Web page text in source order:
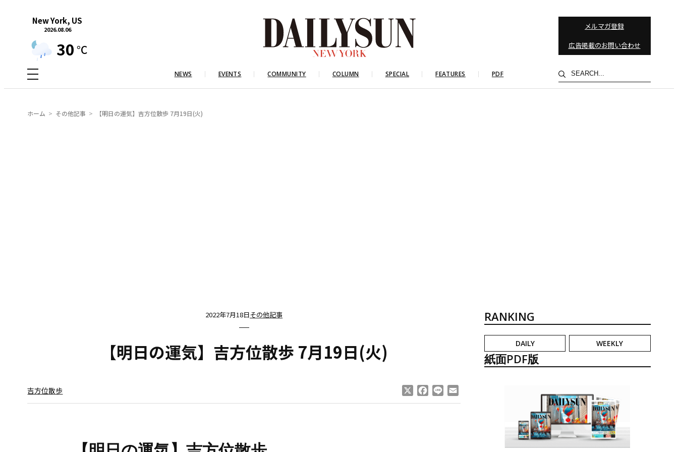
New York, US
2026.08.06
30 °C
メルマガ登録
広告掲載のお問い合わせ
NEWS EVENTS COMMUNITY COLUMN SPECIAL FEATURES PDF
検
索
ホーム その他記事 【明日の運気】吉方位散歩 7月19日(火)
2022年7月18日その他記事
【明日の運気】吉方位散歩 7月19日(火)
吉方位散歩 Facebook
Line
RANKING
DAILY WEEKLY
紙面PDF版